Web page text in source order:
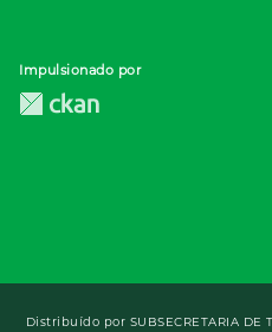
Impulsionado por
Distribuído por SUBSECRETARIA DE